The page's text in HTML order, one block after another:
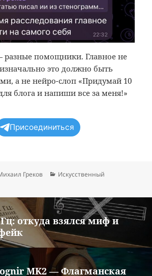
разные помощники. Главное не
это должно быть
а не нейро-слоп «Придумай 10
блога и напиши все за меня!»
Присоединиться
Греков Рубрики
Искусственный
Гц: откуда взялся миф и
MK2 — Флагманская